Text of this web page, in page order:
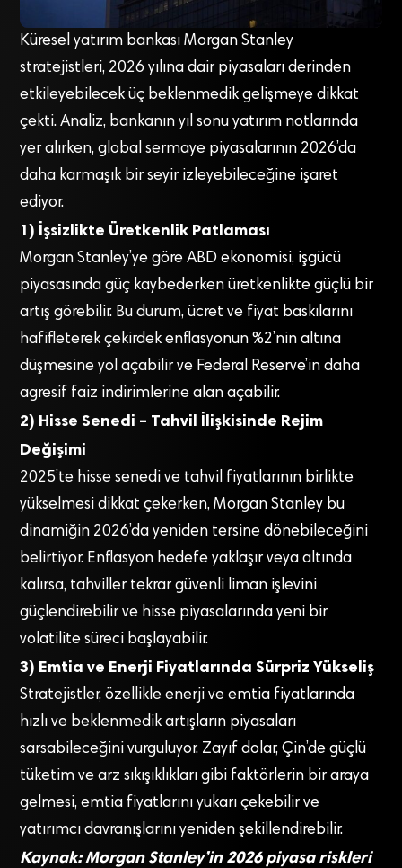
Küresel yatırım bankası Morgan Stanley
stratejistleri, 2026 yılına dair piyasaları derinden
etkileyebilecek üç beklenmedik gelişmeye dikkat
çekti. Analiz, bankanın yıl sonu yatırım notlarında
yer alırken, global sermaye piyasalarının 2026’da
daha karmaşık bir seyir izleyebileceğine işaret
ediyor.
1) İşsizlikte Üretkenlik Patlaması
Morgan Stanley’ye göre ABD ekonomisi, işgücü
piyasasında güç kaybederken üretkenlikte güçlü bir
artış görebilir. Bu durum, ücret ve fiyat baskılarını
hafifleterek çekirdek enflasyonun %2’nin altına
düşmesine yol açabilir ve Federal Reserve’in daha
agresif faiz indirimlerine alan açabilir.
2) Hisse Senedi – Tahvil İlişkisinde Rejim
Değişimi
2025’te hisse senedi ve tahvil fiyatlarının birlikte
yükselmesi dikkat çekerken, Morgan Stanley bu
dinamiğin 2026’da yeniden tersine dönebileceğini
belirtiyor. Enflasyon hedefe yaklaşır veya altında
kalırsa, tahviller tekrar güvenli liman işlevini
güçlendirebilir ve hisse piyasalarında yeni bir
volatilite süreci başlayabilir.
3) Emtia ve Enerji Fiyatlarında Sürpriz Yükseliş
Stratejistler, özellikle enerji ve emtia fiyatlarında
hızlı ve beklenmedik artışların piyasaları
sarsabileceğini vurguluyor. Zayıf dolar, Çin’de güçlü
tüketim ve arz sıkışıklıkları gibi faktörlerin bir araya
gelmesi, emtia fiyatlarını yukarı çekebilir ve
yatırımcı davranışlarını yeniden şekillendirebilir.
Kaynak: Morgan Stanley’in 2026 piyasa riskleri